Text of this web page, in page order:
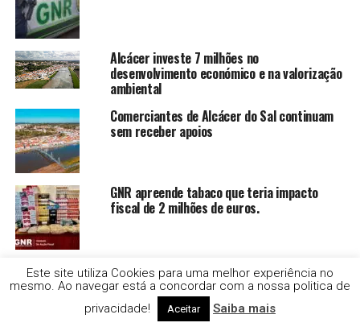
Alcácer investe 7 milhões no
desenvolvimento económico e na valorização
ambiental
Comerciantes de Alcácer do Sal continuam
sem receber apoios
GNR apreende tabaco que teria impacto
fiscal de 2 milhões de euros.
APA desaconselha banhos nas praias de
Milfontes devido a bactéria
Este site utiliza Cookies para uma melhor experiência no
mesmo. Ao navegar está a concordar com a nossa politica de
privacidade!
Aceitar Saiba mais